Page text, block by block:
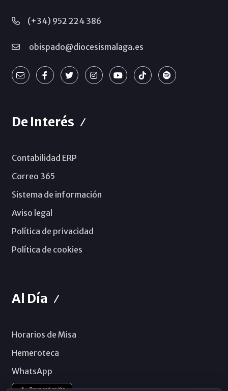
(+34) 952 224 386
obispado@diocesismalaga.es
De Interés
Contabilidad ERP
Correo 365
Sistema de información
Aviso legal
Política de privacidad
Política de cookies
Al Día
Horarios de Misa
Hemeroteca
WhatsApp